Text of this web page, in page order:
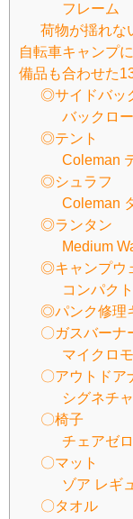
フレーム
荷物が揺れな
自転車キャンプ
備品も合わせた
◎サイドバッ
バックロ
◎テント
Coleman
◎シュラフ
Coleman
◎ランタン
Medium
◎キャンプウ
コンパク
◎パンク修理
〇ガスバーナ
マイクロモ
〇アウトドア
シグネチ
〇椅子
チェアゼロ
〇マット
ゾア レギ
〇タオル